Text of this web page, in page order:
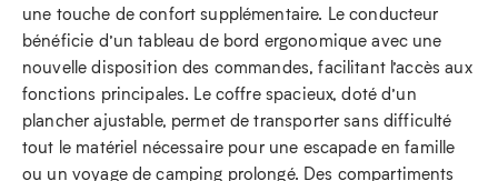
une touche de confort supplémentaire. Le conducteur
bénéficie d’un tableau de bord ergonomique avec une
nouvelle disposition des commandes, facilitant l’accès aux
fonctions principales. Le coffre spacieux, doté d’un
plancher ajustable, permet de transporter sans difficulté
tout le matériel nécessaire pour une escapade en famille
ou un voyage de camping prolongé. Des compartiments